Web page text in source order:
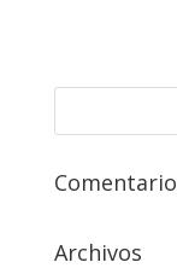
Archivos